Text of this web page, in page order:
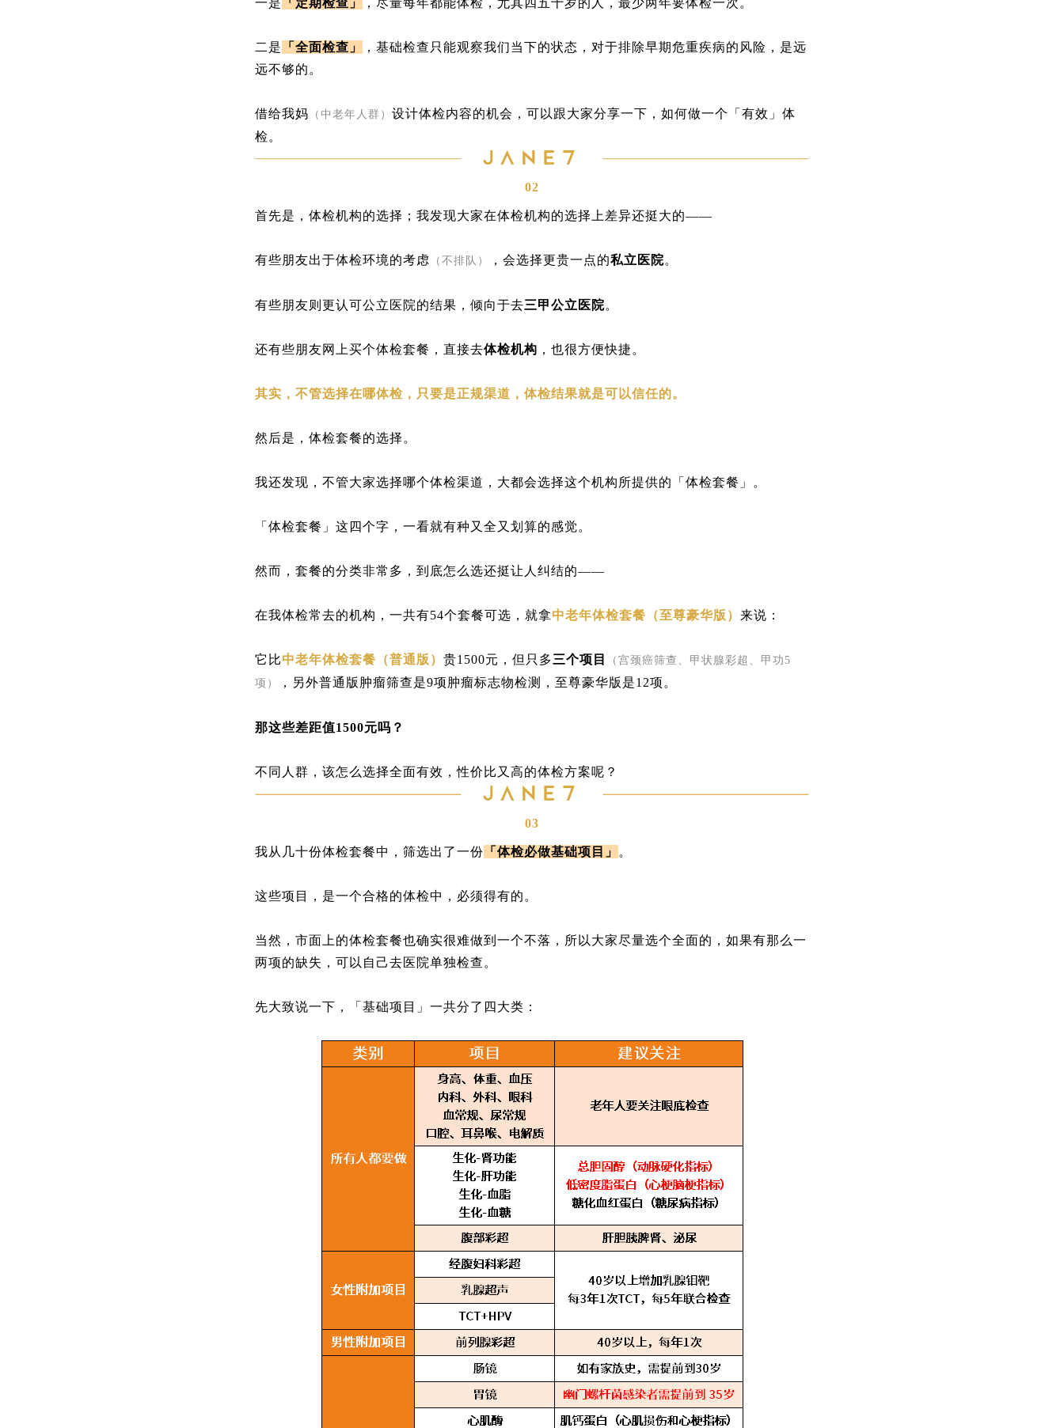
一是 「定期检查」 ，尽量每年都能体检，尤其四五十岁的人，最少两年要体检一次。
二是 「全面检查」
，基础检查只能观察我们当下的状态，对于排除早期危重疾病的风险，是远
远不够的。
借给我妈 （中老年人群） 设计体检内容的机会，可以跟大家分享一下，如何做一个「有效」体
检。
02
首先是，体检机构的选择；我发现大家在体检机构的选择上差异还挺大的——
有些朋友出于体检环境的考虑 （不排队） ，会选择更贵一点的私立医院。
有些朋友则更认可公立医院的结果，倾向于去三甲公立医院。
还有些朋友网上买个体检套餐，直接去体检机构 ，也很方便快捷。
其实，不管选择在哪体检，只要是正规渠道，体检结果就是可以信任的。
然后是，体检套餐的选择。
我还发现，不管大家选择哪个体检渠道，大都会选择这个机构所提供的「体检套餐」。
「体检套餐」这四个字，一看就有种又全又划算的感觉。
然而，套餐的分类非常多，到底怎么选还挺让人纠结的——
在我体检常去的机构，一共有54个套餐可选，就拿中老年体检套餐（至尊豪华版） 来说：
它比中老年体检套餐（普通版） 贵1500元，但只多三个项目
（宫颈癌筛查、甲状腺彩超、甲功5
项）
，另外普通版肿瘤筛查是9项肿瘤标志物检测，至尊豪华版是12项。
那这些差距值1500元吗？
不同人群，该怎么选择全面有效，性价比又高的体检方案呢？
03
我从几十份体检套餐中，筛选出了一份 「体检必做基础项目」 。
这些项目，是一个合格的体检中，必须得有的。
当然，市面上的体检套餐也确实很难做到一个不落，所以大家尽量选个全面的，如果有那么一
两项的缺失，可以自己去医院单独检查。
先大致说一下，「基础项目」一共分了四大类：